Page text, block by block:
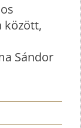
között,
Sándor